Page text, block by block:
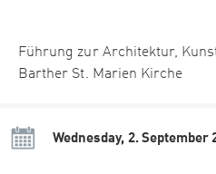
Führung zur Architektur,
Barther St. Marien Kirche
Wednesday, 2. September